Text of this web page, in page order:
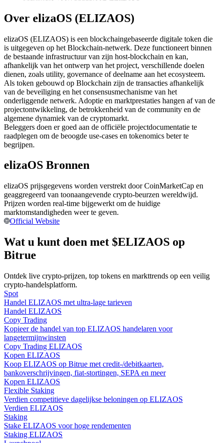
Kopiëren Handel
Sluit je aan bij top traders
Word een Copy Trader
Informatie
Gids
Futures-startgids
Over elizaOS (ELIZAOS)
elizaOS (ELIZAOS) is een blockchaingebaseerde digitale token die
is uitgegeven op het Blockchain-netwerk. Deze functioneert binnen
de bestaande infrastructuur van zijn host-blockchain en kan,
afhankelijk van het ontwerp van het project, verschillende doelen
dienen, zoals utility, governance of deelname aan het ecosysteem.
Als token gebouwd op Blockchain zijn de transacties afhankelijk
van de beveiliging en het consensusmechanisme van het
onderliggende netwerk. Adoptie en marktprestaties hangen af van de
projectontwikkeling, de betrokkenheid van de community en de
algemene dynamiek van de cryptomarkt.
Beleggers doen er goed aan de officiële projectdocumentatie te
raadplegen om de beoogde use-cases en tokenomics beter te
begrijpen.
elizaOS Bronnen
elizaOS prijsgegevens worden verstrekt door CoinMarketCap en
geaggregeerd van toonaangevende crypto-beurzen wereldwijd.
Prijzen worden real-time bijgewerkt om de huidige
marktomstandigheden weer te geven.
Official Website
Wat u kunt doen met $ELIZAOS op
Bitrue
Ontdek live crypto-prijzen, top tokens en markttrends op een veilig
crypto-handelsplatform.
Spot
Handel ELIZAOS met ultra-lage tarieven
Handel ELIZAOS
Copy Trading
Kopieer de handel van top ELIZAOS handelaren voor
langetermijnwinsten
Copy Trading ELIZAOS
Kopen ELIZAOS
Koop ELIZAOS op Bitrue met credit-/debitkaarten,
bankoverschrijvingen, fiat-stortingen, SEPA en meer
Kopen ELIZAOS
Flexible Staking
Verdien competitieve dagelijkse beloningen op ELIZAOS
Verdien ELIZAOS
Staking
Stake ELIZAOS voor hoge rendementen
Staking ELIZAOS